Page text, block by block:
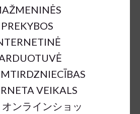
WITH BAMBOO
h = height
PREKYBOS
VEIKALS
ンラインショッ